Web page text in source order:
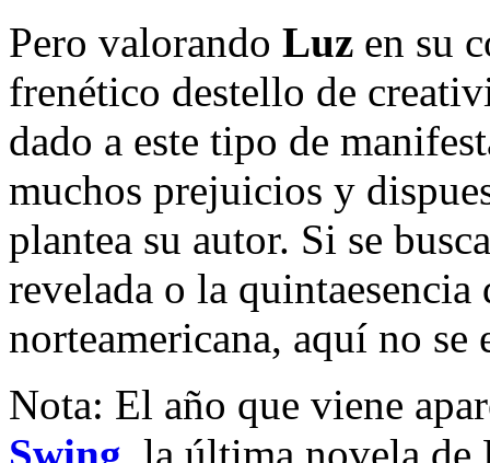
Pero valorando Luz en su
frenético destello de
dado a este tipo de
muchos prejuicios y
plantea su autor. Si se
revelada o la
norteamericana, aquí no se
Nota: El año que viene
Swing, la última novela de